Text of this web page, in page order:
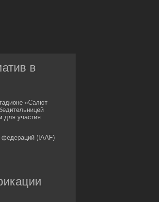
в
«Салют
для участия
федераций (IAAF)